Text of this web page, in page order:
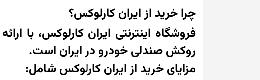
چرا خرید از ایران کارلوکس؟
فروشگاه اینترنتی ایران کارلوکس، با
روکش صندلی خودرو در ایران است.
مزایای خرید از ایران کارلوکس شامل: